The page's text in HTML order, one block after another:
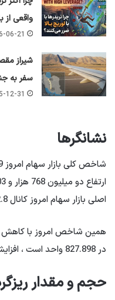
واقعی از
06-21
شیراز
سفر به
12-31
نشانگرها
اصلی بازار سهام امروز کانال 2.8 میلیون دلار آمریکا را از دست داد.
در 827.898 واحد است ، افزایش یافته است.
حجم و مقدار